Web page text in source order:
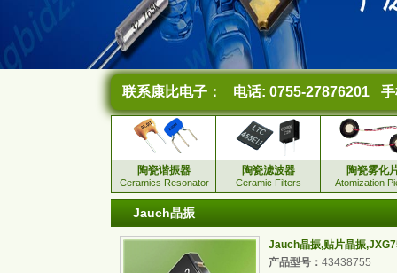
联系康比电子： 电话: 0755-27876201
陶瓷谐振器
Ceramics Resonator
陶瓷滤波器
Ceramic Filters
陶瓷雾化
Atomization
Jauch晶振
Jauch晶振,贴片晶振
产品型号： 43438755